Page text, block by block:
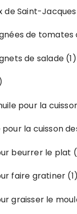
de Saint-Jacques
de tomates
de salade (1)
pour la
la cuisson
beurrer le plat
faire gratiner (1)
graisser le